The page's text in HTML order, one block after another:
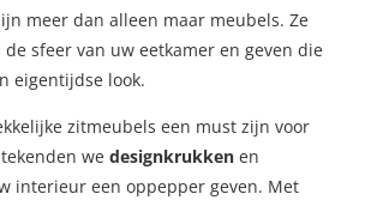
meer dan alleen maar meubels. Ze
sfeer van uw eetkamer en geven die
eigentijdse look.
zitmeubels een must zijn voor
we designkrukken en
interieur een oppepper geven. Met